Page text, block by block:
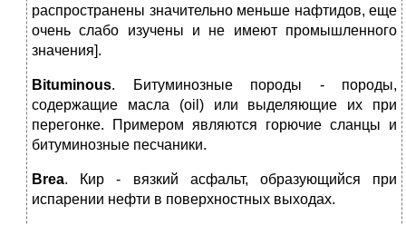
распространены значительно меньше нафтидов, еще
очень слабо изучены и не имеют промышленного
значения].
Bituminous. Битуминозные породы ‑ породы,
содержащие масла (oil) или выделяющие их при
перегонке. Примером являются горючие сланцы и
битуминозные песчаники.
Вrеа. Кир ‑ вязкий асфальт, образующийся при
испарении нефти в поверхностных выходах.